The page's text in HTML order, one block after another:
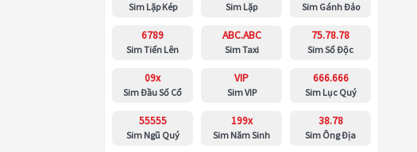
Sim Lặp Kép Sim Lặp Sim Gánh Đảo
6789
Sim Tiến Lên
ABC.ABC
Sim Taxi
75.78.78
Sim Số Độc
09x
Sim Đầu Số Cổ
VIP
Sim VIP
666.666
Sim Lục Quý
55555
Sim Ngũ Quý
199x
Sim Năm Sinh
38.78
Sim Ông Địa